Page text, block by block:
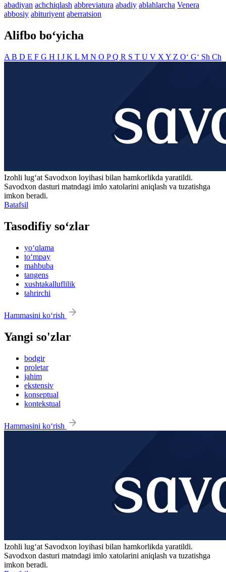
abadiyan achchiqlash abbreviatura abadiy ablahlarcha Venera
abbosiy abituriyent aberratsion
Alifbo bo‘yicha
A B D E F G H I J K L M N O PQ R S T U V X Y Z O‘ G‘ Sh Ch
Izohli lugʻat Savodxon loyihasi bilan hamkorlikda yaratildi.
Savodxon dasturi matndagi imlo xatolarini aniqlash va tuzatishga
imkon beradi.
Batafsil
Tasodifiy so‘zlar
yo‘qlama
to‘mpay
mahbuba
tangens
xushtakalluflilik
tahrirchi
Hammasini ko‘rish
Yangi so'zlar
bodgir
proletar
jahim
ekstensiv
konseptual
kontekstual
Hammasini ko‘rish
Izohli lugʻat Savodxon loyihasi bilan hamkorlikda yaratildi.
Savodxon dasturi matndagi imlo xatolarini aniqlash va tuzatishga
imkon beradi.